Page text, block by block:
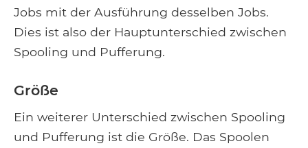
Jobs mit der Ausführung desselben Jobs.
Dies ist also der Hauptunterschied zwischen
Spooling und Pufferung.
Größe
Ein weiterer Unterschied zwischen Spooling
und Pufferung ist die Größe. Das Spoolen